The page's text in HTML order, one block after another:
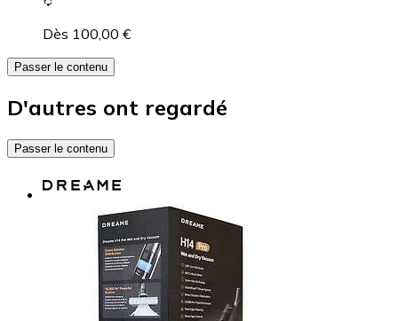
Dès 100,00 €
Passer le contenu
D'autres ont regardé
Passer le contenu